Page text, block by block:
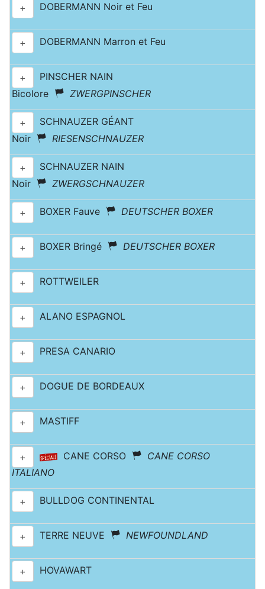
+ DOBERMANN Noir et Feu
+ DOBERMANN Marron et Feu
+
PINSCHER NAIN
Bicolore
ZWERGPINSCHER
+
SCHNAUZER GÉANT
Noir
RIESENSCHNAUZER
+
SCHNAUZER NAIN
Noir
ZWERGSCHNAUZER
+ BOXER Fauve DEUTSCHER BOXER
+ BOXER Bringé DEUTSCHER BOXER
+ ROTTWEILER
+ ALANO ESPAGNOL
+ PRESA CANARIO
+ DOGUE DE BORDEAUX
+ MASTIFF
+ CANE CORSO
CANE CORSO
ITALIANO
+ BULLDOG CONTINENTAL
+ TERRE NEUVE NEWFOUNDLAND
+ HOVAWART